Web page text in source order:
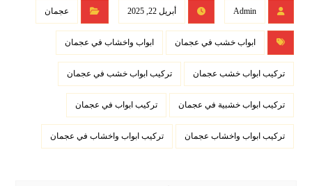
Admin أبريل 22, 2025 عجمان
ابواب خشب في عجمان ابواب واخشاب في عجمان
تركيب ابواب خشب عجمان تركيب ابواب خشب في عجمان
تركيب ابواب خشبية في عجمان تركيب ابواب في عجمان
تركيب ابواب واخشاب عجمان تركيب ابواب واخشاب في عجمان